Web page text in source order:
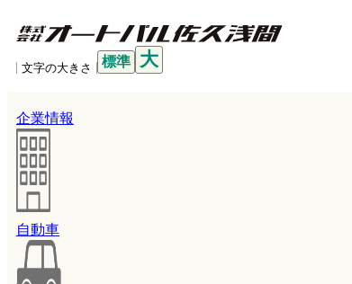
文字の大きさ 標準 大
企業情報
自動車